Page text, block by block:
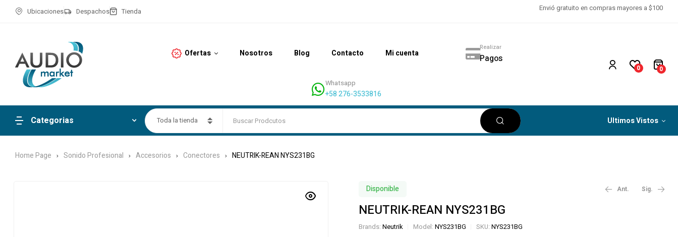
Ubicaciones Despachos Tienda Envió gratuito en compras mayores a $100
Ofertas Nosotros Blog Contacto Mi cuenta
Realizar
Pagos
Whatsapp
+58 276-3533816
0 0
Categorias Toda la tienda Ultimos Vistos
Home Page Sonido Profesional Accesorios Conectores NEUTRIK-REAN NYS231BG
Disponible Ant. Sig.
NEUTRIK-REAN NYS231BG
Brands: Neutrik Model: NYS231BG SKU: NYS231BG